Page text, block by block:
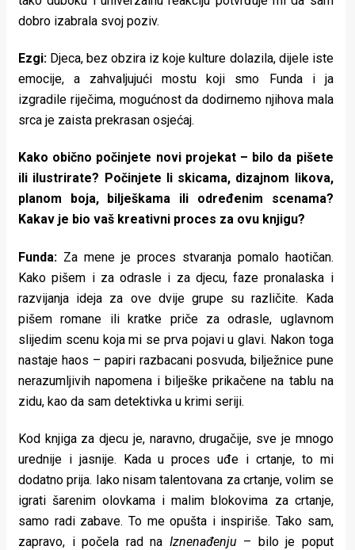
dobro izabrala svoj poziv.
Ezgi: Djeca, bez obzira iz koje kulture dolazila, dijele iste
emocije, a zahvaljujući mostu koji smo Funda i ja
izgradile riječima, mogućnost da dodirnemo njihova mala
srca je zaista prekrasan osjećaj.
Kako obično počinjete novi projekat – bilo da pišete
ili ilustrirate? Počinjete li skicama, dizajnom likova,
planom boja, bilješkama ili određenim scenama?
Kakav je bio vaš kreativni proces za ovu knjigu?
Funda: Za mene je proces stvaranja pomalo haotičan.
Kako pišem i za odrasle i za djecu, faze pronalaska i
razvijanja ideja za ove dvije grupe su različite. Kada
pišem romane ili kratke priče za odrasle, uglavnom
slijedim scenu koja mi se prva pojavi u glavi. Nakon toga
nastaje haos – papiri razbacani posvuda, bilježnice pune
nerazumljivih napomena i bilješke prikačene na tablu na
zidu, kao da sam detektivka u krimi seriji.
Kod knjiga za djecu je, naravno, drugačije, sve je mnogo
urednije i jasnije. Kada u proces uđe i crtanje, to mi
dodatno prija. Iako nisam talentovana za crtanje, volim se
igrati šarenim olovkama i malim blokovima za crtanje,
samo radi zabave. To me opušta i inspiriše. Tako sam,
zapravo, i počela rad na Iznenađenju – bilo je poput